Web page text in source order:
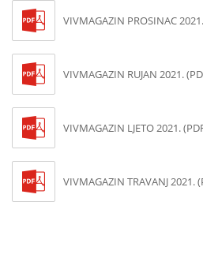
VIVMAGAZIN PROSINAC
VIVMAGAZIN RUJAN 2021.
VIVMAGAZIN LJETO 2021.
VIVMAGAZIN TRAVANJ 2021.